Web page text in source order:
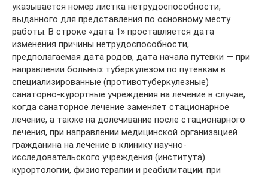
указывается номер листка нетрудоспособности,
выданного для представления по основному месту
работы. В строке «дата 1» проставляется дата
изменения причины нетрудоспособности,
предполагаемая дата родов, дата начала путевки — при
направлении больных туберкулезом по путевкам в
специализированные (противотуберкулезные)
санаторно-курортные учреждения на лечение в случае,
когда санаторное лечение заменяет стационарное
лечение, а также на долечивание после стационарного
лечения, при направлении медицинской организацией
гражданина на лечение в клинику научно-
исследовательского учреждения (института)
курортологии, физиотерапии и реабилитации; при